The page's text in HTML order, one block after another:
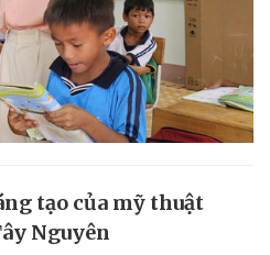
tạo của mỹ thuật
Nguyên